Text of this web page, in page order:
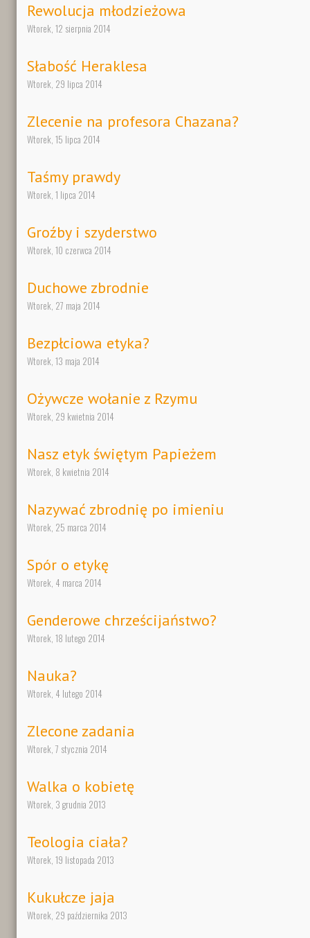
Rewolucja młodzieżowa
Wtorek, 12 sierpnia 2014
Słabość Heraklesa
Wtorek, 29 lipca 2014
Zlecenie na profesora Chazana?
Wtorek, 15 lipca 2014
Taśmy prawdy
Wtorek, 1 lipca 2014
Groźby i szyderstwo
Wtorek, 10 czerwca 2014
Duchowe zbrodnie
Wtorek, 27 maja 2014
Bezpłciowa etyka?
Wtorek, 13 maja 2014
Ożywcze wołanie z Rzymu
Wtorek, 29 kwietnia 2014
Nasz etyk świętym Papieżem
Wtorek, 8 kwietnia 2014
Nazywać zbrodnię po imieniu
Wtorek, 25 marca 2014
Spór o etykę
Wtorek, 4 marca 2014
Genderowe chrześcijaństwo?
Wtorek, 18 lutego 2014
Nauka?
Wtorek, 4 lutego 2014
Zlecone zadania
Wtorek, 7 stycznia 2014
Walka o kobietę
Wtorek, 3 grudnia 2013
Teologia ciała?
Wtorek, 19 listopada 2013
Kukułcze jaja
Wtorek, 29 października 2013